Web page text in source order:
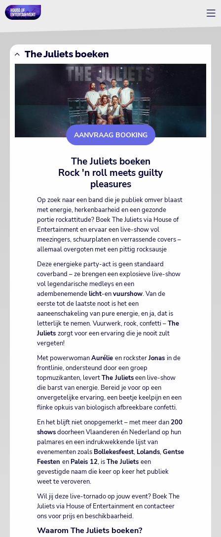
The Juliets boeken
AANVRAAG BOOKING
The Juliets boeken
Rock 'n roll meets guilty
pleasures
Op zoek naar een band die je publiek omver blaast
met energie, herkenbaarheid en een gezonde
portie rockattitude? Boek The Juliets via House of
Entertainment en ervaar een live-show vol
meezingers, schuurplaten en verrassende covers –
allemaal overgoten met een pittig rocksausje
Deze energieke party-act is geen standaard
coverband – ze brengen een explosieve live-show
vol legendarische medleys en een
adembenemendelicht-envuurshow. Van de
eerste tot de laatste noot is het een
aaneenschakeling van pure energie, en ja, dat is
letterlijk te nemen. Vuurwerk, rook, confetti –The
Juliets zorgt voor een ervaring die je nooit zult
vergeten!
Met powerwomanAurélie en rocksterJonas in de
frontlinie, ondersteund door een groep
topmuzikanten, levertThe Julietseen live-show
die barst van energie. Bereid je voor op een
onvergetelijke ervaring, een beetje keelpijn en een
flinke opkuis van biologisch afbreekbare confetti.
En het blijft niet onopgemerkt – met meer dan200
showsdoorheen Vlaanderen én Nederland op hun
palmares en een indrukwekkende lijst van
evenementen zoals Bollekesfeest, Lolands,Gentse
Feesten en Paleis 12, isThe Juliets een
gevestigde naam die keer op keer het publiek
weet te veroveren.
Wil jij deze live-tornado op jouw event? Boek The
Juliets via House of Entertainment en contacteer
ons voor prijs en beschikbaarheid.
Waarom The Juliets boeken?